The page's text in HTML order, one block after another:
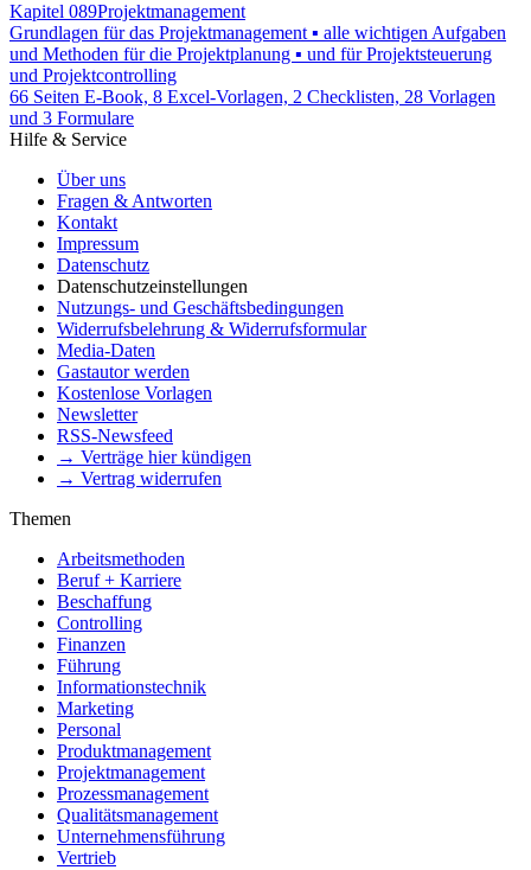
Kapitel 089Projektmanagement
Grundlagen für das Projektmanagement ▪ alle wichtigen Aufgaben
und Methoden für die Projektplanung ▪ und für Projektsteuerung
und Projektcontrolling
66 Seiten E-Book, 8 Excel-Vorlagen, 2 Checklisten, 28 Vorlagen
und 3 Formulare
Hilfe & Service
Über uns
Fragen & Antworten
Kontakt
Impressum
Datenschutz
Datenschutzeinstellungen
Nutzungs- und Geschäftsbedingungen
Widerrufsbelehrung & Widerrufsformular
Media-Daten
Gastautor werden
Kostenlose Vorlagen
Newsletter
RSS-Newsfeed
→ Verträge hier kündigen
→ Vertrag widerrufen
Themen
Arbeitsmethoden
Beruf + Karriere
Beschaffung
Controlling
Finanzen
Führung
Informationstechnik
Marketing
Personal
Produktmanagement
Projektmanagement
Prozessmanagement
Qualitätsmanagement
Unternehmensführung
Vertrieb